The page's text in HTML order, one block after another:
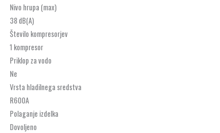
Nivo hrupa (max)
38 dB(A)
Število kompresorjev
1 kompresor
Priklop za vodo
Ne
Vrsta hladilnega sredstva
R600A
Polaganje izdelka
Dovoljeno